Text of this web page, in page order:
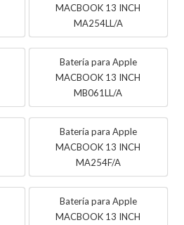
MACBOOK 13 INCH
MA254LL/A
Batería para Apple
MACBOOK 13 INCH
MB061LL/A
Batería para Apple
MACBOOK 13 INCH
MA254F/A
Batería para Apple
MACBOOK 13 INCH